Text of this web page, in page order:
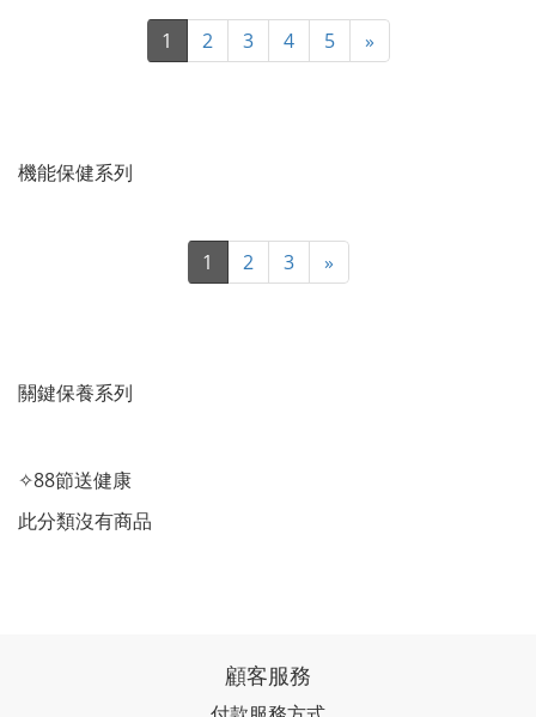
1 2 3 4 5 »
機能保健系列
1 2 3 »
關鍵保養系列
✧88節送健康
此分類沒有商品
顧客服務